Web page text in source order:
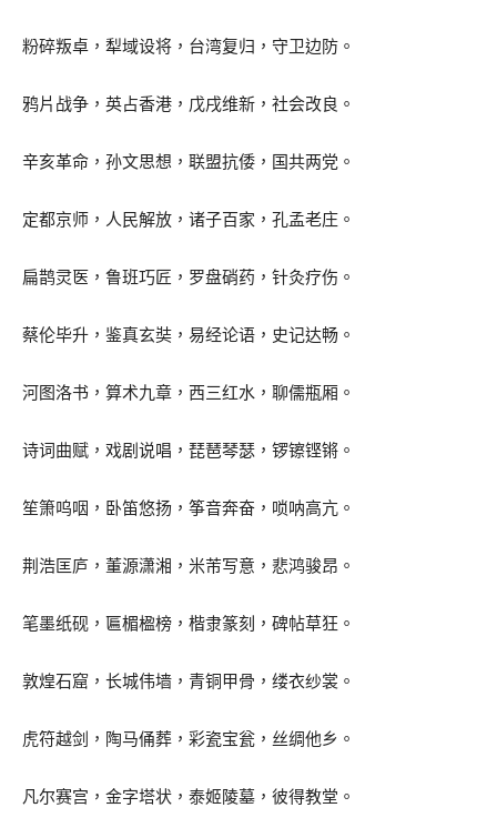
粉碎叛卓，犁域设将，台湾复归，守卫边防。
鸦片战争，英占香港，戊戌维新，社会改良。
辛亥革命，孙文思想，联盟抗倭，国共两党。
定都京师，人民解放，诸子百家，孔孟老庄。
扁鹊灵医，鲁班巧匠，罗盘硝药，针灸疗伤。
蔡伦毕升，鉴真玄奘，易经论语，史记达畅。
河图洛书，算术九章，西三红水，聊儒瓶厢。
诗词曲赋，戏剧说唱，琵琶琴瑟，锣镲铿锵。
笙箫呜咽，卧笛悠扬，筝音奔奋，唢呐高亢。
荆浩匡庐，董源潇湘，米芾写意，悲鸿骏昂。
笔墨纸砚，匾楣楹榜，楷隶篆刻，碑帖草狂。
敦煌石窟，长城伟墙，青铜甲骨，缕衣纱裳。
虎符越剑，陶马俑葬，彩瓷宝瓮，丝绸他乡。
凡尔赛宫，金字塔状，泰姬陵墓，彼得教堂。